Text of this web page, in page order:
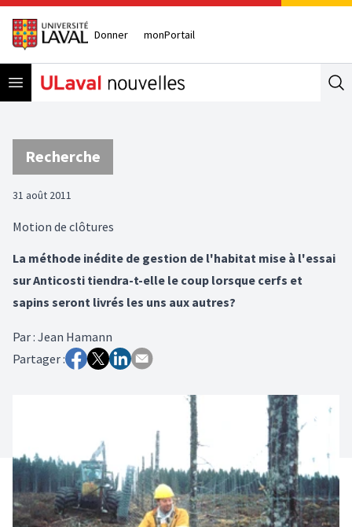
Donner monPortail
Open menu
Recherche
31 août 2011
Motion de clôtures
La méthode inédite de gestion de l'habitat mise à l'essai
sur Anticosti tiendra-t-elle le coup lorsque cerfs et
sapins seront livrés les uns aux autres?
Par: Jean Hamann
Partager :